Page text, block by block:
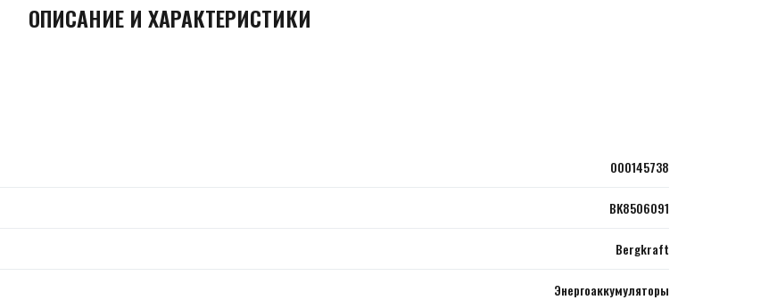
ОПИСАНИЕ И ХАРАКТЕРИСТИКИ
000145738
BK8506091
Bergkraft
Энергоаккумуляторы